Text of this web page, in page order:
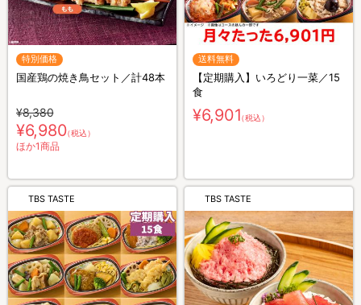
特別価格
国産鶏の焼き鳥セット／計48本
¥8,380
¥6,980（税込）
ほか1商品
送料無料
【定期購入】いろどり一菜／15
食
¥6,901（税込）
TBS TASTE TBS TASTE